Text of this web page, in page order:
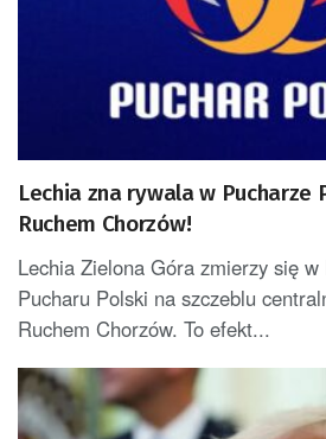
Lechia zna rywala w Pucharze
Ruchem Chorzów!
Lechia Zielona Góra zmierzy się
Pucharu Polski na szczeblu
Ruchem Chorzów. To efekt...